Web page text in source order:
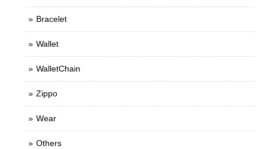
Bracelet
Wallet
WalletChain
Zippo
Wear
Others